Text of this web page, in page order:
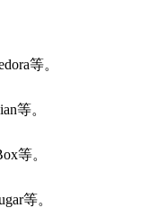
等。
等。
等。
等。